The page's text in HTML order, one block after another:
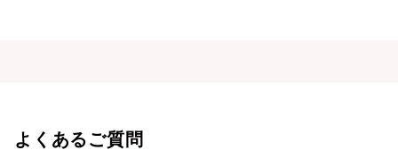
よくあるご質問